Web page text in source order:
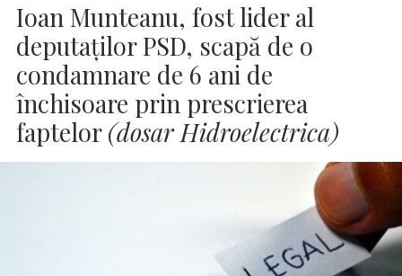
Ioan Munteanu, fost lider al
deputaţilor PSD, scapă de o
condamnare de 6 ani de
închisoare prin prescrierea
faptelor(dosar Hidroelectrica)